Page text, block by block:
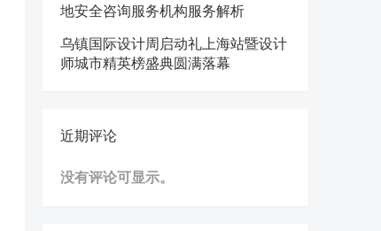
地安全咨询服务机构服务解析
乌镇国际设计周启动礼上海站暨设计
师城市精英榜盛典圆满落幕
近期评论
没有评论可显示。